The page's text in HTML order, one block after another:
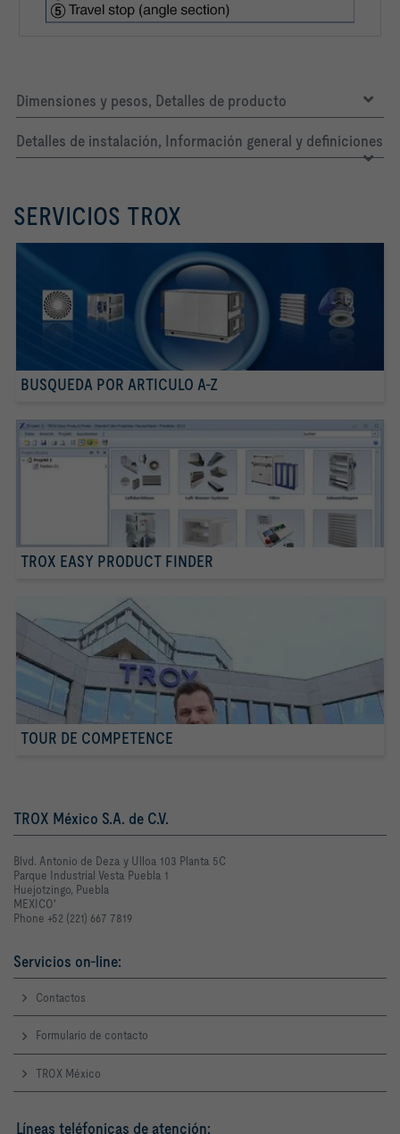
Dimensiones y pesos, Detalles de producto
Detalles de instalación, Información general y definiciones
SERVICIOS TROX
BUSQUEDA POR ARTICULO A-Z
TROX EASY PRODUCT FINDER
TOUR DE COMPETENCE
TROX México S.A. de C.V.
Blvd. Antonio de Deza y Ulloa 103 Planta 5C
Parque Industrial Vesta Puebla 1
Huejotzingo, Puebla
MEXICO'
Phone +52 (221) 667 7819
Servicios on-line:
Contactos
Formulario de contacto
TROX México
Líneas teléfonicas de atención: